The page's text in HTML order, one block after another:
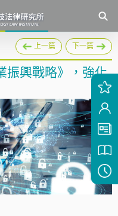
上一篇 下一篇
振興戰略》，強化